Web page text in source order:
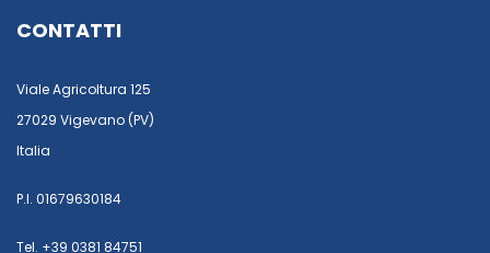
CONTATTI
Viale Agricoltura 125
27029 Vigevano (PV)
Italia
P.I. 01679630184
Tel. +39 0381 84751